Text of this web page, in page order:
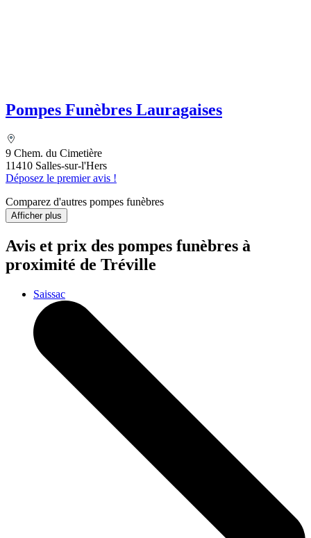
Pompes Funèbres Lauragaises
9 Chem. du Cimetière
11410 Salles-sur-l'Hers
Déposez le premier avis !
Comparez d'autres pompes funèbres
Afficher plus
Avis et prix des pompes funèbres à
proximité de Tréville
Saissac